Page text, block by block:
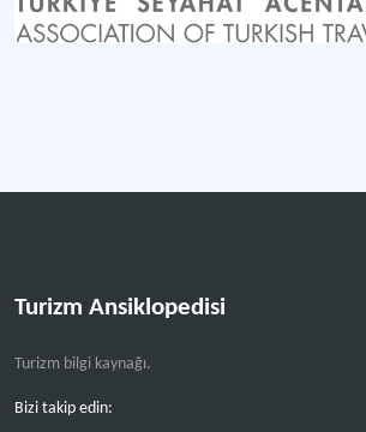
Turizm Ansiklopedisi
Turizm bilgi kaynağı.
Bizi takip edin: